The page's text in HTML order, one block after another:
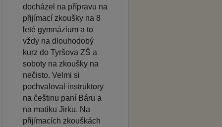
docházel na přípravu na
přijímací zkoušky na 8
leté gymnázium a to
vždy na dlouhodobý
kurz do Tyršova ZŠ a
soboty na zkoušky na
nečisto. Velmi si
pochvaloval instruktory
na češtinu paní Báru a
na matiku Jirku. Na
přijímacích zkouškách